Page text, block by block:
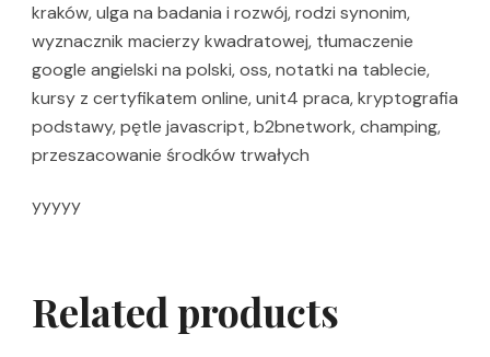
kraków, ulga na badania i rozwój, rodzi synonim,
wyznacznik macierzy kwadratowej, tłumaczenie
google angielski na polski, oss, notatki na tablecie,
kursy z certyfikatem online, unit4 praca, kryptografia
podstawy, pętle javascript, b2bnetwork, champing,
przeszacowanie środków trwałych
yyyyy
Related products